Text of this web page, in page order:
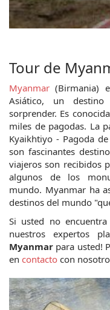
Tour de
Myanmar (Birmania)
Asiático, un
sorprender. Es
miles de pagodas. La
Kyaikhtiyo - Pagoda
son fascinantes
viajeros son recibidos
algunos de los
mundo. Myanmar ha
destinos del mundo
Si usted no
nuestros expertos
Myanmar para usted!
en contacto con